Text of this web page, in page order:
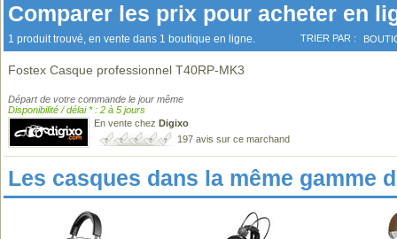
Comparer les prix pour acheter en
1 produit trouvé, en vente dans 1 boutique en ligne. TRIER PAR :
Fostex Casque professionnel T40RP-MK3
Départ de votre commande le jour même
Disponibilité / délai * : 2 à 5 jours
En vente chez Digixo
197 avis sur ce marchand
Les casques dans la même gamme